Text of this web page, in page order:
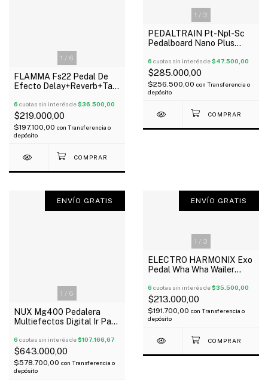
1 / 6
FLAMMA Fs22 Pedal De
Efecto Delay+Reverb+Tap
Trail+Stereo
6 cuotas sin interés de$36.500,00
$219.000,00
$197.100,00 con Transferencia o
depósito
1 / 3
PEDALTRAIN Pt-Npl-Sc
Pedalboard Nano Plus
Oferta!
6 cuotas sin interés de$47.500,00
$285.000,00
$256.500,00 con Transferencia o
depósito
1 / 6
ENVÍO GRATIS
NUX Mg400 Pedalera
Multiefectos Digital Ir Para
Oferta!
6 cuotas sin interés de$107.166,67
$643.000,00
$578.700,00 con Transferencia o
depósito
1 / 3
ENVÍO GRATIS
ELECTRO HARMONIX Exo
Pedal Wha Wha Wailer
Oferta!
6 cuotas sin interés de$35.500,00
$213.000,00
$191.700,00 con Transferencia o
depósito